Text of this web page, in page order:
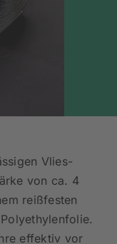
Vlies-
von ca. 4
reißfesten